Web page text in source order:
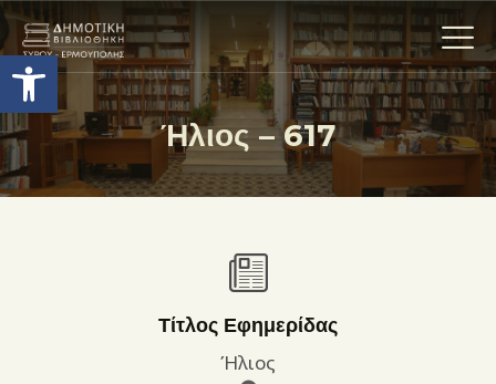
Ανοίξτε τη γραμμή εργαλείων
Ήλιος – 617
Η ΒΙΒΛΙΟΘΗΚΗ
ΟΙ ΣΥΛΛΟΓΈΣ
Τίτλος Εφημερίδας
Ήλιος